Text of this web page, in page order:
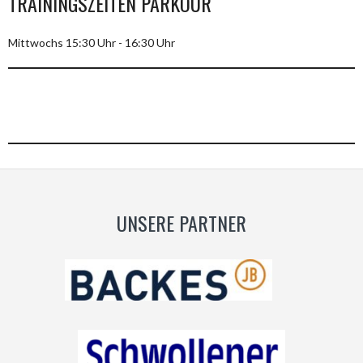
Mittwochs 15:30 Uhr - 16:30 Uhr
UNSERE PARTNER